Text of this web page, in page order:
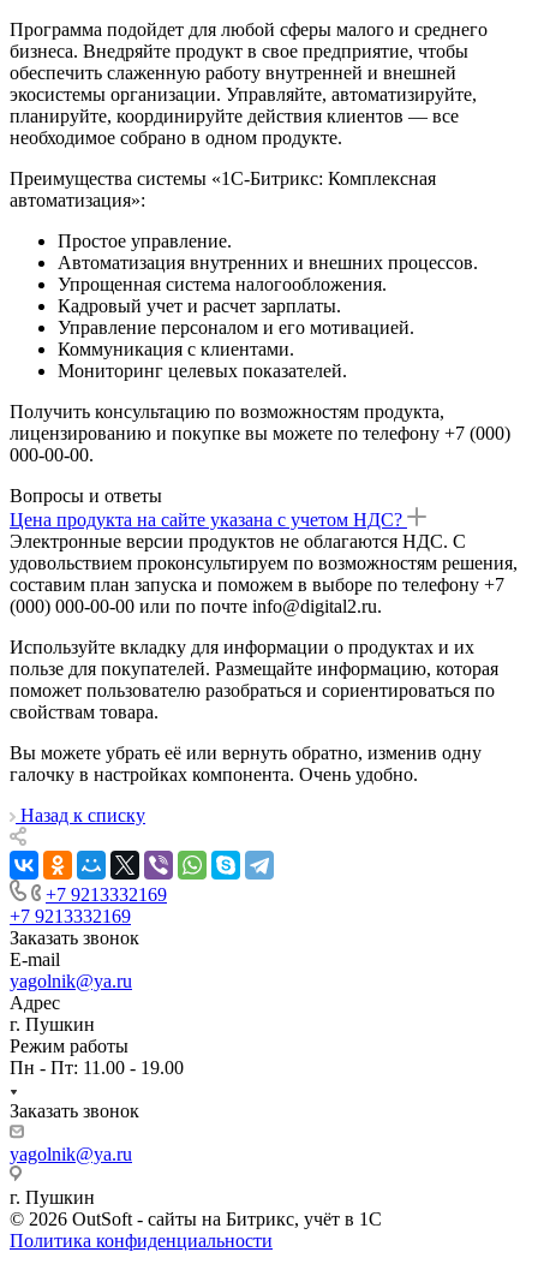
Программа подойдет для любой сферы малого и среднего
бизнеса. Внедряйте продукт в свое предприятие, чтобы
обеспечить слаженную работу внутренней и внешней
экосистемы организации. Управляйте, автоматизируйте,
планируйте, координируйте действия клиентов — все
необходимое собрано в одном продукте.
Преимущества системы «1С-Битрикс: Комплексная
автоматизация»:
Простое управление.
Автоматизация внутренних и внешних процессов.
Упрощенная система налогообложения.
Кадровый учет и расчет зарплаты.
Управление персоналом и его мотивацией.
Коммуникация с клиентами.
Мониторинг целевых показателей.
Получить консультацию по возможностям продукта,
лицензированию и покупке вы можете по телефону +7 (000)
000-00-00.
Вопросы и ответы
Цена продукта на сайте указана с учетом НДС?
Электронные версии продуктов не облагаются НДС. С
удовольствием проконсультируем по возможностям решения,
составим план запуска и поможем в выборе по телефону +7
(000) 000-00-00 или по почте info@digital2.ru.
Используйте вкладку для информации о продуктах и их
пользе для покупателей. Размещайте информацию, которая
поможет пользователю разобраться и сориентироваться по
свойствам товара.
Вы можете убрать её или вернуть обратно, изменив одну
галочку в настройках компонента. Очень удобно.
Назад к списку
+7 9213332169
+7 9213332169
Заказать звонок
E-mail
yagolnik@ya.ru
Адрес
г. Пушкин
Режим работы
Пн - Пт: 11.00 - 19.00
Заказать звонок
yagolnik@ya.ru
г. Пушкин
© 2026 OutSoft - сайты на Битрикс, учёт в 1С
Политика конфиденциальности